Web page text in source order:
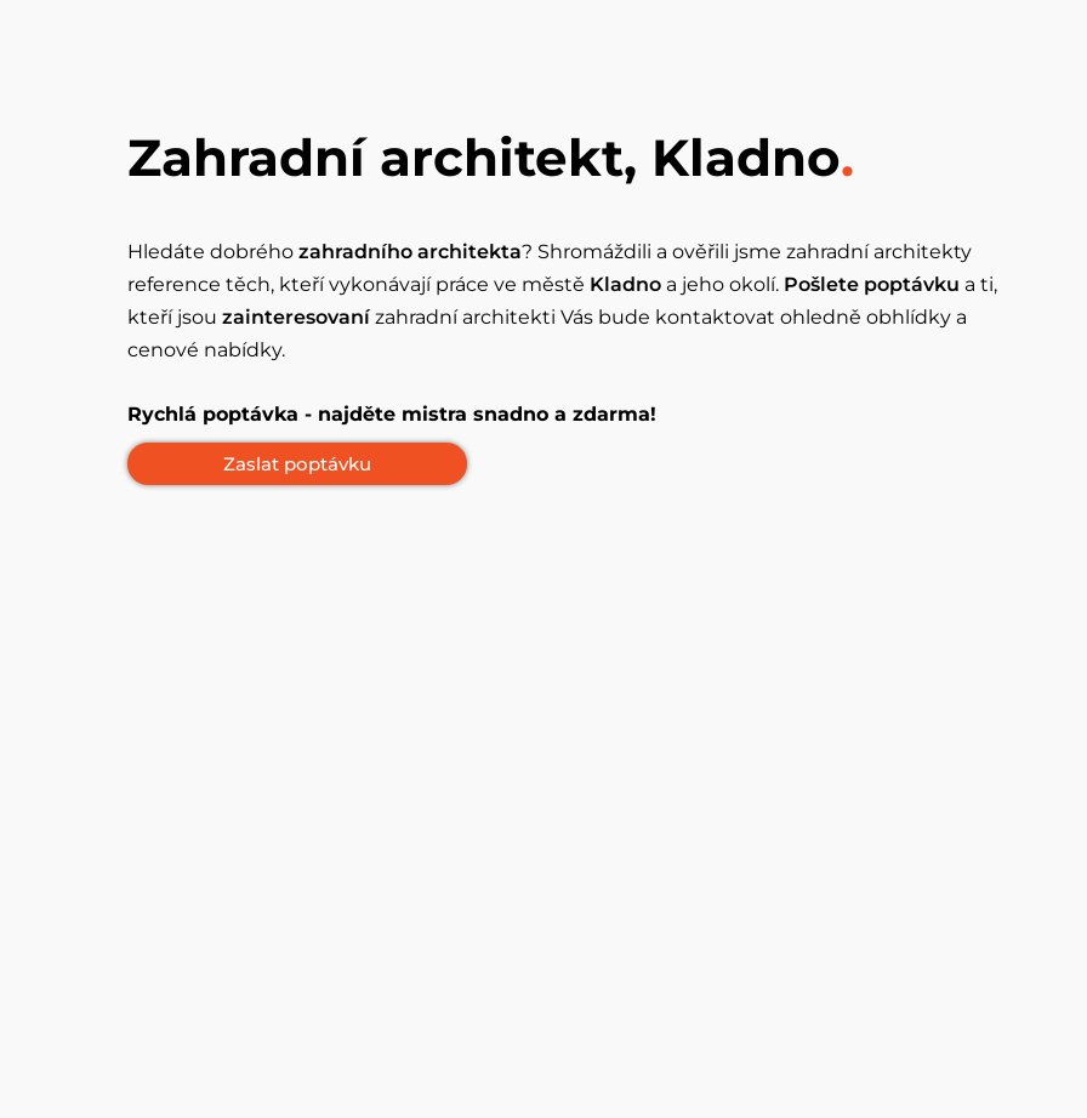
Zahradní architekt, Kladno.
Hledáte dobréhozahradního architekta? Shromáždili a ověřili jsme zahradní architekty
reference těch, kteří vykonávají práce ve městě Kladno a jeho okolí. Pošlete poptávku a ti,
kteří jsouzainteresovanízahradní architekti Vás bude kontaktovat ohledně obhlídky a
cenové nabídky.
Rychlá poptávka - najděte mistra snadno a zdarma!